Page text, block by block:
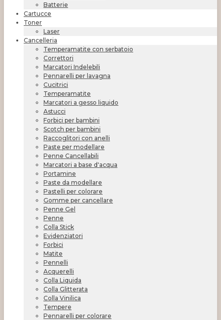
Batterie
Cartucce
Toner
Laser
Cancelleria
Temperamatite con serbatoio
Correttori
Marcatori Indelebili
Pennarelli per lavagna
Cucitrici
Temperamatite
Marcatori a gesso liquido
Astucci
Forbici per bambini
Scotch per bambini
Raccoglitori con anelli
Paste per modellare
Penne Cancellabili
Marcatori a base d'acqua
Portamine
Paste da modellare
Pastelli per colorare
Gomme per cancellare
Penne Gel
Penne
Colla Stick
Evidenziatori
Forbici
Matite
Pennelli
Acquerelli
Colla Liquida
Colla Glitterata
Colla Vinilica
Tempere
Pennarelli per colorare